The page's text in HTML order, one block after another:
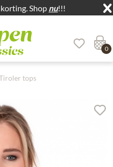
korting. Shop nu!!!
springen
0
tops